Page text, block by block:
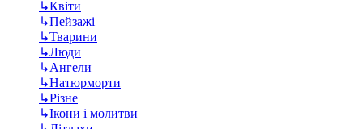
↳Квіти
↳Пейзажі
↳Тварини
↳Люди
↳Ангели
↳Натюрморти
↳Різне
↳Ікони і молитви